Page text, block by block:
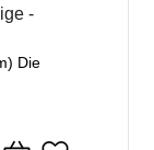
-
Die